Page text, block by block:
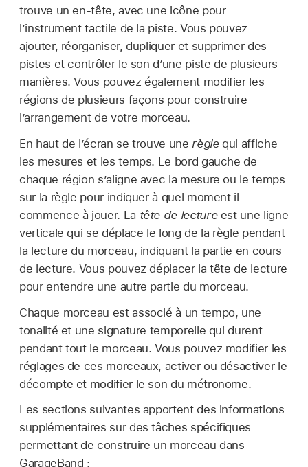
trouve un en-tête, avec une icône pour
l’instrument tactile de la piste. Vous pouvez
ajouter, réorganiser, dupliquer et supprimer des
pistes et contrôler le son d’une piste de plusieurs
manières. Vous pouvez également modifier les
régions de plusieurs façons pour construire
l’arrangement de votre morceau.
En haut de l’écran se trouve une règlequi affiche
les mesures et les temps. Le bord gauche de
chaque région s’aligne avec la mesure ou le temps
sur la règle pour indiquer à quel moment il
commence à jouer. La tête de lectureest une ligne
verticale qui se déplace le long de la règle pendant
la lecture du morceau, indiquant la partie en cours
de lecture. Vous pouvez déplacer la tête de lecture
pour entendre une autre partie du morceau.
Chaque morceau est associé à un tempo, une
tonalité et une signature temporelle qui durent
pendant tout le morceau. Vous pouvez modifier les
réglages de ces morceaux, activer ou désactiver le
décompte et modifier le son du métronome.
Les sections suivantes apportent des informations
supplémentaires sur des tâches spécifiques
permettant de construire un morceau dans
GarageBand :